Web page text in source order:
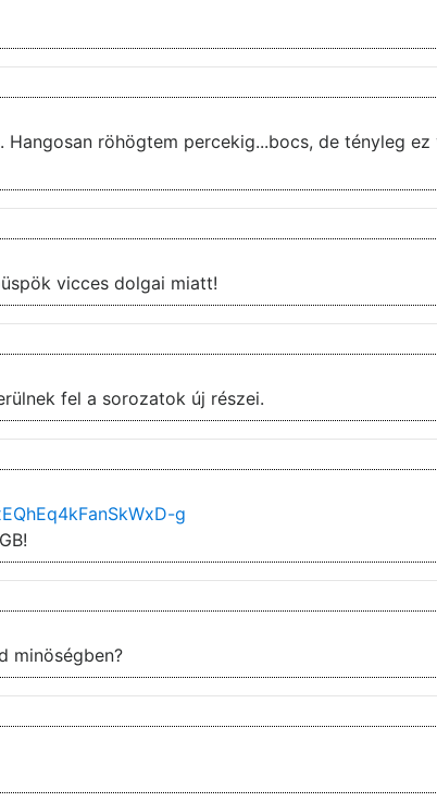
Hangosan röhögtem percekig...bocs, de tényleg
Az 5.évad 7.rész kifejezetten tetszett, a püspök vicces dolgai miatt!
fel a sorozatok új részei.
g
minöségben?